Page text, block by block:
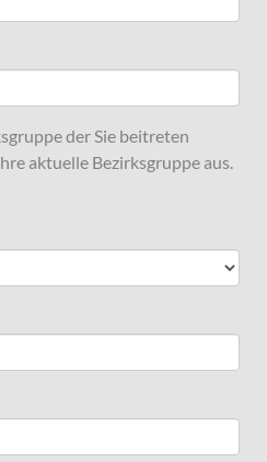
der Sie beitreten
aktuelle Bezirksgruppe aus.